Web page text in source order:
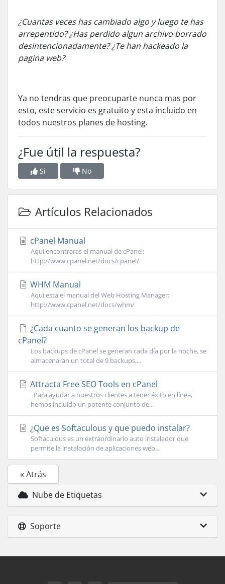
¿Cuantas veces has cambiado algo y luego te has
arrepentido? ¿Has perdido algun archivo borrado
desintencionadamente? ¿Te han hackeado la
pagina web?
Ya no tendras que preocuparte nunca mas por
esto, este servicio es gratuito y esta incluido en
todos nuestros planes de hosting.
¿Fue útil la respuesta?
Si No
Artículos Relacionados
cPanel Manual
Aqui encontraras el manual de cPanel:
http://www.cpanel.net/docs/cpanel/
WHM Manual
Aqui esta el manual del Web Hosting Manager:
http://www.cpanel.net/docs/whm/
¿Cada cuanto se generan los backup de
cPanel?
Los backups de cPanel se generan cada día por la noche, se
almacenaran un total de 9 backups,...
Attracta Free SEO Tools en cPanel
Para ayudar a nuestros clientes a tener éxito en línea,
hemos incluido un potente conjunto de...
¿Que es Softaculous y que puedo instalar?
Softaculous es un extraordinario auto instalador que
permite la instalación de aplicaciones web...
« Atrás
Nube de Etiquetas
Soporte